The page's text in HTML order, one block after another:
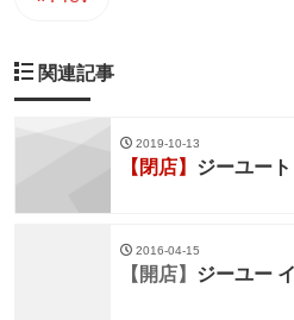
関連記事
2019-10-13
【閉店】 ジーユー
2016-04-15
【開店】 ジーユー